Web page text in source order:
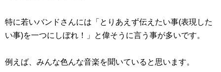
特に若いバンドさんには「とりあえず伝えたい事(表現した
い事)を一つにしぼれ！」と偉そうに言う事が多いです。
例えば、みんな色んな音楽を聞いていると思います。